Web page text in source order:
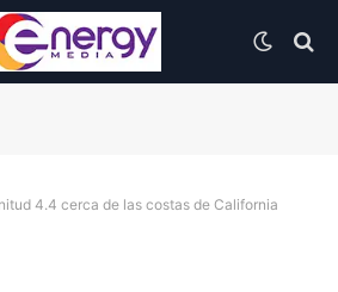
4.4 cerca de las costas de California